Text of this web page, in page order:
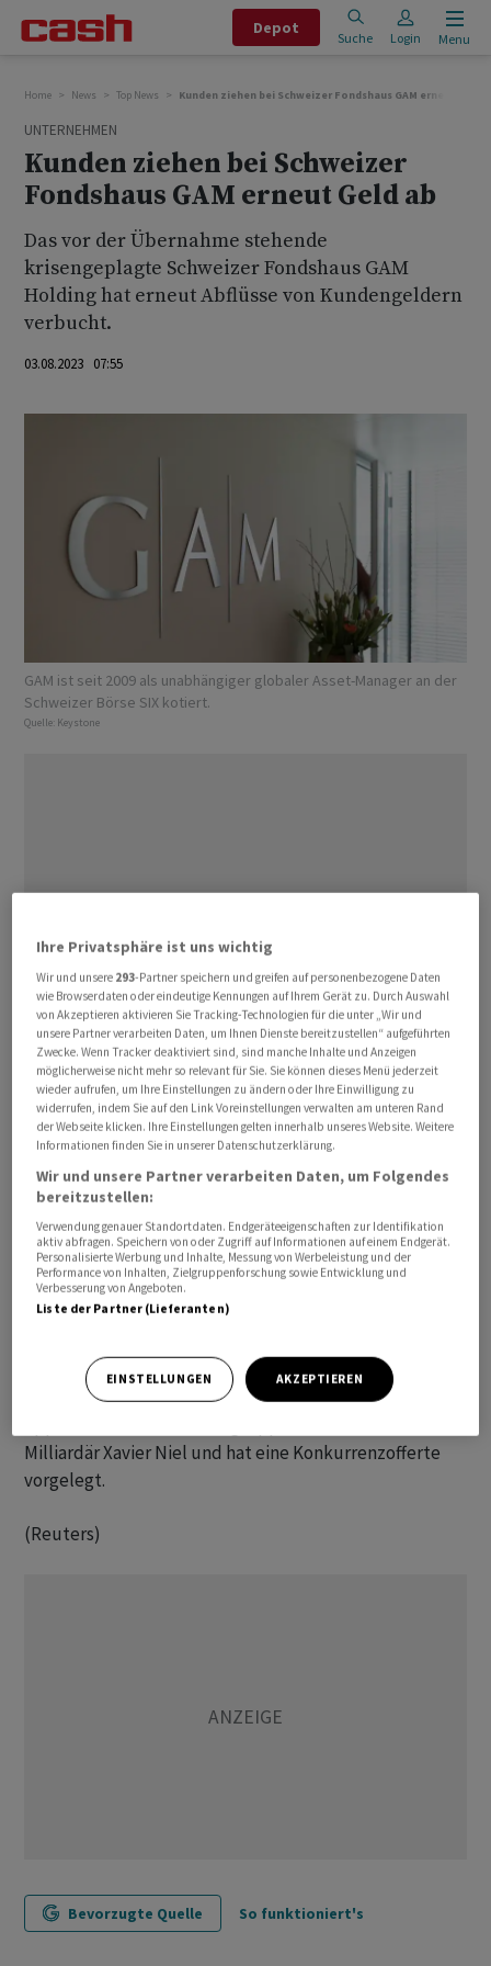
Depot
Suche Login Menu
Home News Top News Kunden ziehen bei Schweizer Fondshaus GAM erneut Geld
UNTERNEHMEN
Kunden ziehen bei Schweizer
Fondshaus GAM erneut Geld ab
Das vor der Übernahme stehende
krisengeplagte Schweizer Fondshaus GAM
Holding hat erneut Abflüsse von Kundengeldern
verbucht.
03.08.2023 07:55
GAM ist seit 2009 als unabhängiger globaler Asset-Manager an der
Schweizer Börse SIX kotiert.
Quelle: Keystone
Im ersten Halbjahr zogen die Kunden netto insgesamt
9,1 Milliarde Franken ab, wieGAMam Donnerstag
mitteilte. Höhere Marktbewertungen der Anlagen und
Wechselkursgewinne glichen das zum Teil aus, so dass
die verwalteten Vermögen bis Ende Juni auf 68
Milliarden Franken sanken von 75 Milliarden zum
Jahresende 2022.
Nettoverlust von 71,2 Millionen Franken. Die britische
Liontrust will GAM übernehmen. Gegen das Angebot
Milliardär Xavier Niel und hat eine Konkurrenzofferte
vorgelegt.
(Reuters)
Bevorzugte Quelle So funktioniert's
Ihre Privatsphäre ist uns wichtig
Wir und unsere 293-Partner speichern und greifen auf personenbezogene Daten
wie Browserdaten oder eindeutige Kennungen auf Ihrem Gerät zu. Durch Auswahl
von Akzeptieren aktivieren Sie Tracking-Technologien für die unter „Wir und
unsere Partner verarbeiten Daten, um Ihnen Dienste bereitzustellen“ aufgeführten
Zwecke. Wenn Tracker deaktiviert sind, sind manche Inhalte und Anzeigen
möglicherweise nicht mehr so relevant für Sie. Sie können dieses Menü jederzeit
wieder aufrufen, um Ihre Einstellungen zu ändern oder Ihre Einwilligung zu
widerrufen, indem Sie auf den Link Voreinstellungen verwalten am unteren Rand
der Webseite klicken. Ihre Einstellungen gelten innerhalb unseres Website. Weitere
Informationen finden Sie in unserer Datenschutzerklärung.
Wir und unsere Partner verarbeiten Daten, um Folgendes
bereitzustellen:
Verwendung genauer Standortdaten. Endgeräteeigenschaften zur Identifikation
aktiv abfragen. Speichern von oder Zugriff auf Informationen auf einem Endgerät.
Personalisierte Werbung und Inhalte, Messung von Werbeleistung und der
Performance von Inhalten, Zielgruppenforschung sowie Entwicklung und
Verbesserung von Angeboten.
Liste der Partner (Lieferanten)
EINSTELLUNGEN AKZEPTIEREN